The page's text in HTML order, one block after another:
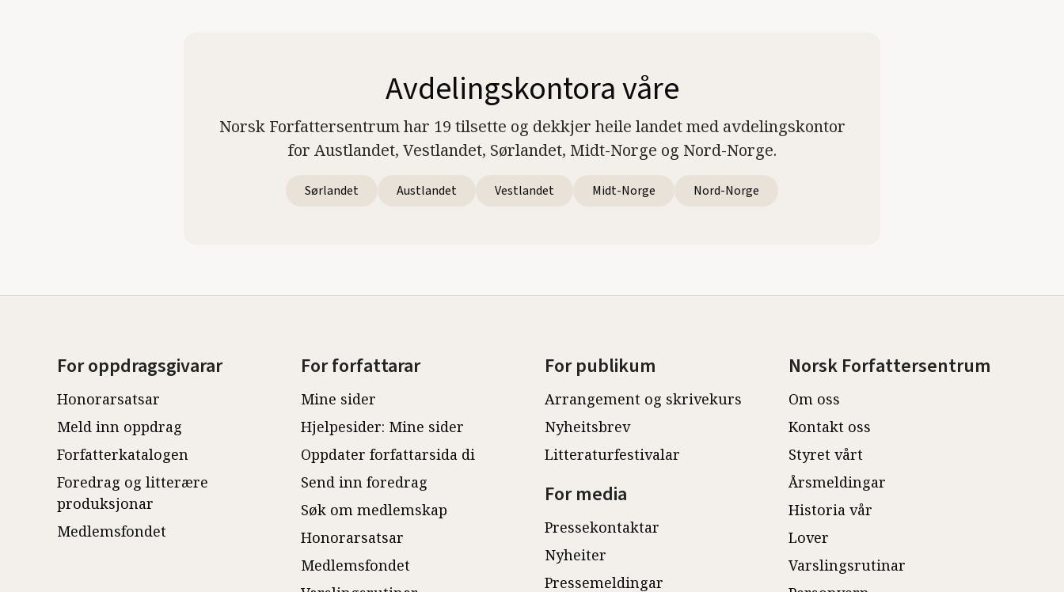
Avdelingskontora våre
Norsk Forfattersentrum har 19 tilsette og dekkjer heile landet med avdelingskontor
for Austlandet, Vestlandet, Sørlandet, Midt-Norge og Nord-Norge.
Sørlandet Austlandet Vestlandet Midt-Norge Nord-Norge
For oppdragsgivarar
Honorarsatsar
Meld inn oppdrag
Forfatterkatalogen
Foredrag og litterære
produksjonar
Medlemsfondet
For forfattarar
Mine sider
Hjelpesider: Mine sider
Oppdater forfattarsida di
Send inn foredrag
Søk om medlemskap
Honorarsatsar
Medlemsfondet
For publikum
Arrangement og skrivekurs
Nyheitsbrev
Litteraturfestivalar
For media
Pressekontaktar
Nyheiter
Pressemeldingar
Norsk Forfattersentrum
Om oss
Kontakt oss
Styret vårt
Årsmeldingar
Historia vår
Lover
Varslingsrutinar